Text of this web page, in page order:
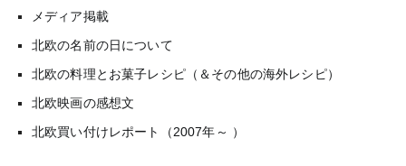
メディア掲載
北欧の名前の日について
北欧の料理とお菓子レシピ（＆その他の海外レシピ）
北欧映画の感想文
北欧買い付けレポート（2007年～ ）